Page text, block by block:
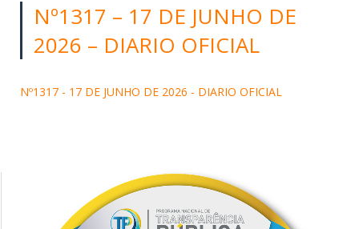
Nº1317 – 17 DE JUNHO DE
2026 – DIARIO OFICIAL
Nº1317 - 17 DE JUNHO DE 2026 - DIARIO OFICIAL